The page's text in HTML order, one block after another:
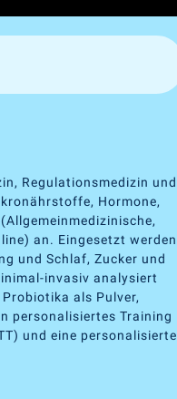
Regulationsmedizin und
Hormone,
an. Eingesetzt werden
und Schlaf, Zucker und
invasiv analysiert
als Pulver,
personalisiertes Training
und eine personalisierte